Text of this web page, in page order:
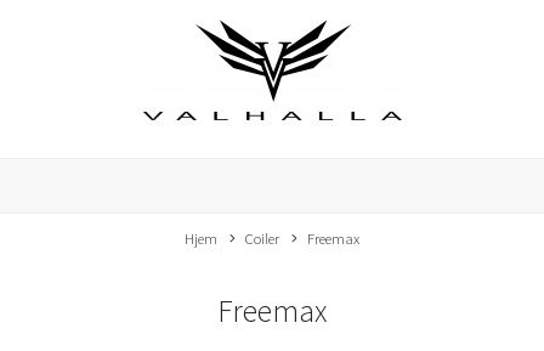
Hjem Coiler Freemax
Freemax